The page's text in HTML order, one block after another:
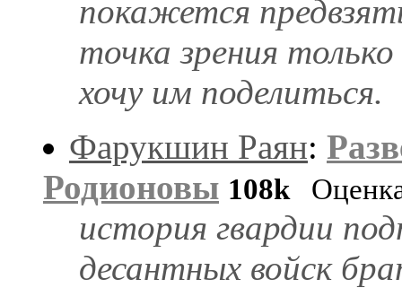
покажется
точка зрения
хочу им поделиться.
Фарукшин Раян:
Родионовы 108k
история гвардии
десантных войск